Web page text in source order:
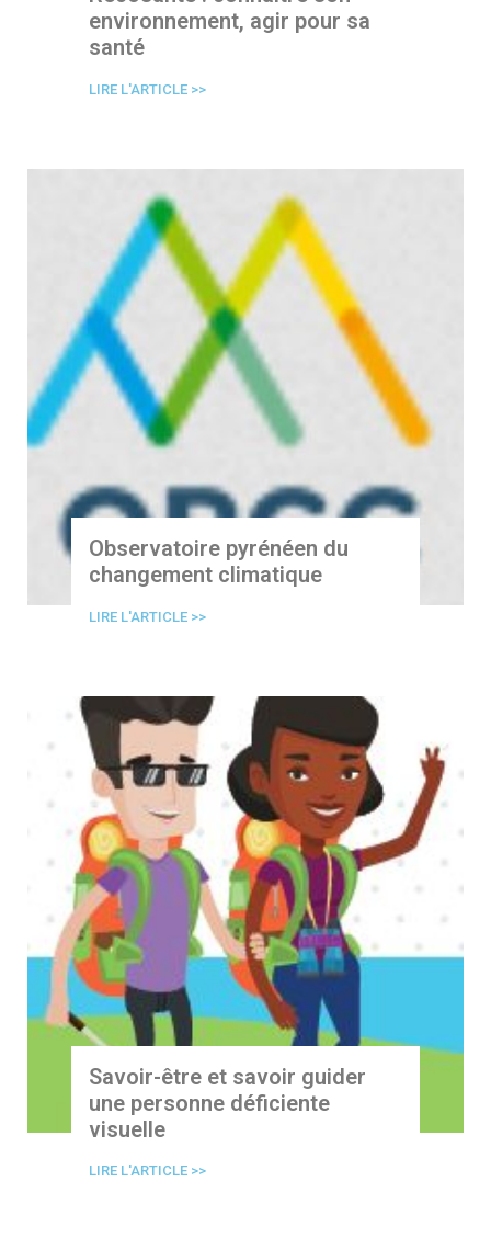
environnement, agir pour sa
santé
LIRE L'ARTICLE >>
Observatoire pyrénéen du
changement climatique
LIRE L'ARTICLE >>
Savoir-être et savoir guider
une personne déficiente
visuelle
LIRE L'ARTICLE >>